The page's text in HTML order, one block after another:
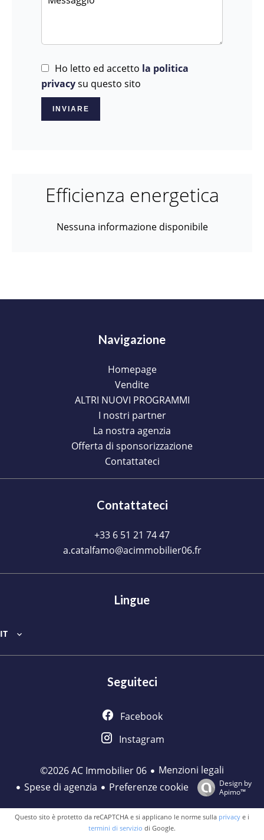
Ho letto ed accetto la politica
privacysu questo sito
INVIARE
Efficienza energetica
Nessuna informazione disponibile
Navigazione
Homepage
Vendite
ALTRI NUOVI PROGRAMMI
I nostri partner
La nostra agenzia
Offerta di sponsorizzazione
Contattateci
Contattateci
+33 6 51 21 74 47
a.catalfamo@acimmobilier06.fr
Lingue
IT
Seguiteci
Facebook
Instagram
©2026 AC Immobilier 06
Menzioni legali
Spese di agenzia
Preferenze cookie
Design by
Apimo™
Questo sito è protetto da reCAPTCHA e si applicano le norme sulla privacy e i
termini di servizio di Google.